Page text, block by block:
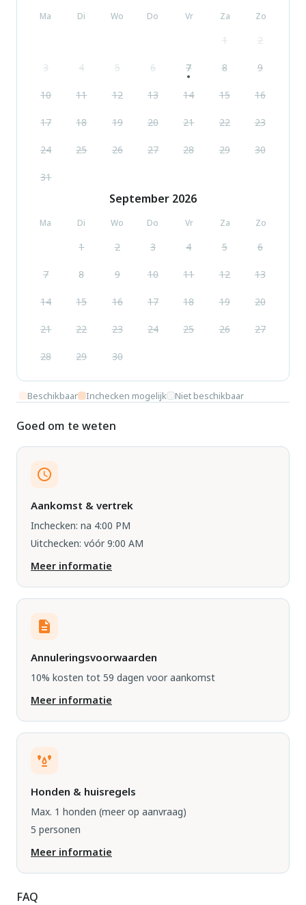
Ma Di Wo Do Vr Za Zo
1 2
3 4 5 6 7 8 9
10 11 12 13 14 15 16
17 18 19 20 21 22 23
24 25 26 27 28 29 30
31
September 2026
Ma Di Wo Do Vr Za Zo
1 2 3 4 5 6
7 8 9 10 11 12 13
14 15 16 17 18 19 20
21 22 23 24 25 26 27
28 29 30
Beschikbaar Inchecken mogelijk Niet beschikbaar
Goed om te weten
Aankomst & vertrek
Inchecken: na 4:00 PM
Uitchecken: vóór 9:00 AM
Meer informatie
Annuleringsvoorwaarden
10% kosten tot 59 dagen voor aankomst
Meer informatie
Honden & huisregels
Max. 1 honden (meer op aanvraag)
5 personen
Meer informatie
FAQ